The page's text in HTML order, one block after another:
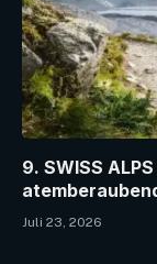
9. SWISS
Juli 23, 2026